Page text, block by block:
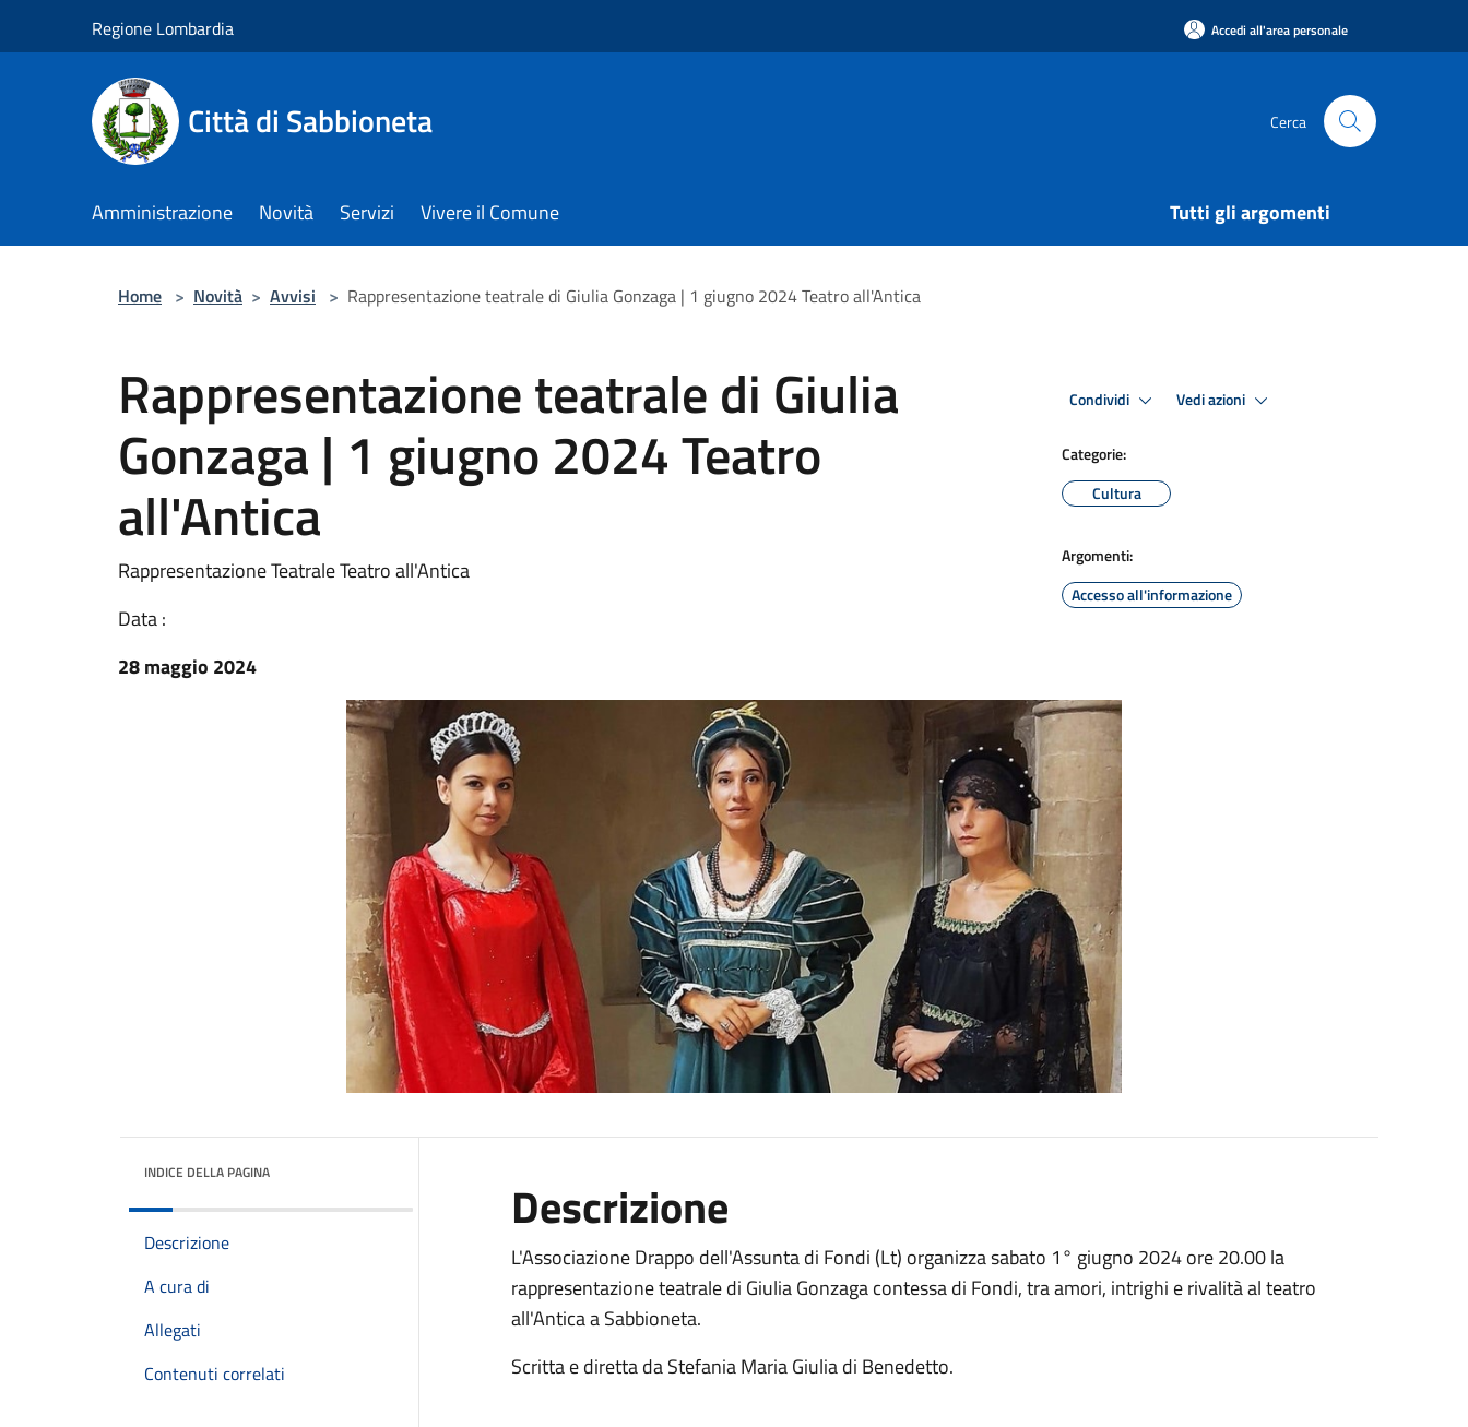
Regione Lombardia Accedi all'area personale
Città di Sabbioneta Cerca
Amministrazione Novità Servizi Vivere il Comune Tutti gli argomenti
Home > Novità > Avvisi > Rappresentazione teatrale di Giulia Gonzaga | 1 giugno 2024 Teatro all'Antica
Rappresentazione teatrale di Giulia
Gonzaga | 1 giugno 2024 Teatro
all'Antica
Rappresentazione Teatrale Teatro all'Antica
Data :
28 maggio 2024
Condividi Vedi azioni
Categorie:
Cultura
Argomenti:
Accesso all'informazione
INDICE DELLA PAGINA
Descrizione
A cura di
Allegati
Contenuti correlati
Descrizione
L'Associazione Drappo dell'Assunta di Fondi (Lt) organizza sabato 1° giugno 2024 ore 20.00 la
rappresentazione teatrale di Giulia Gonzaga contessa di Fondi, tra amori, intrighi e rivalità al teatro
all'Antica a Sabbioneta.
Scritta e diretta da Stefania Maria Giulia di Benedetto.